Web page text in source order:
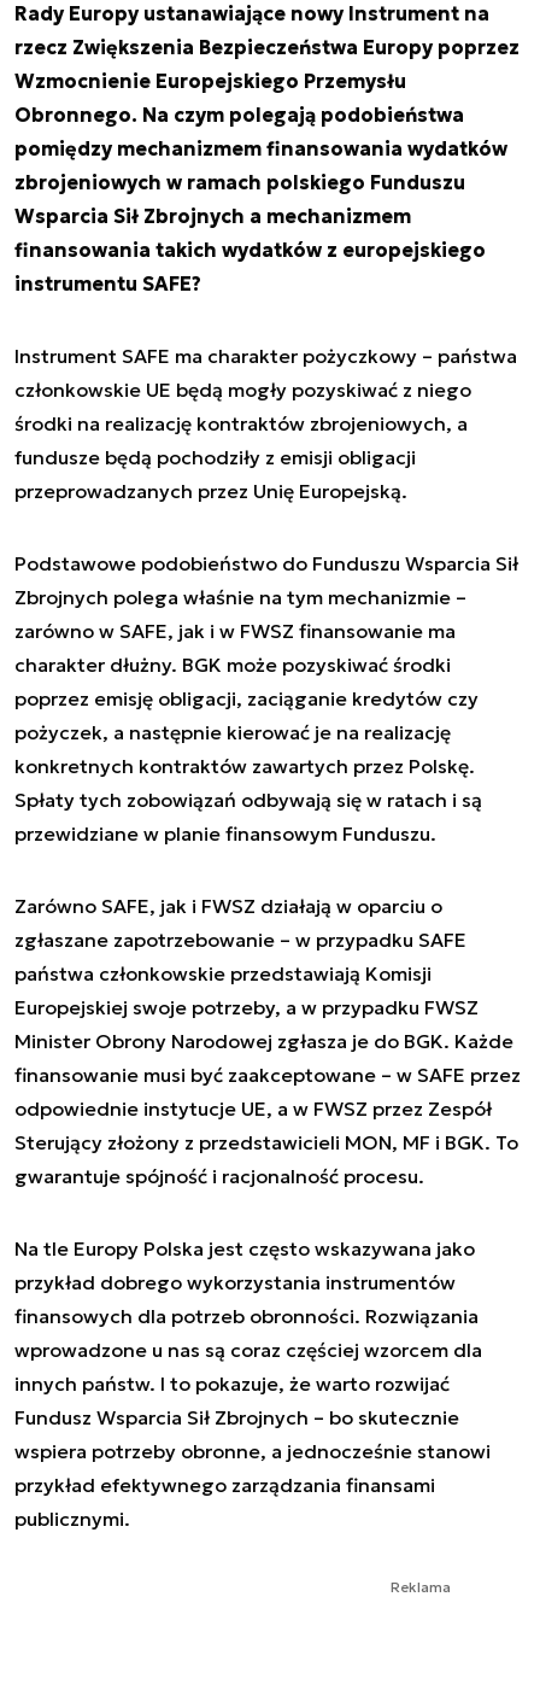
Rady Europy ustanawiające nowy Instrument na
rzecz Zwiększenia Bezpieczeństwa Europy poprzez
Wzmocnienie Europejskiego Przemysłu
Obronnego. Na czym polegają podobieństwa
pomiędzy mechanizmem finansowania wydatków
zbrojeniowych w ramach polskiego Funduszu
Wsparcia Sił Zbrojnych a mechanizmem
finansowania takich wydatków z europejskiego
instrumentu SAFE?
Instrument SAFE ma charakter pożyczkowy – państwa
członkowskie UE będą mogły pozyskiwać z niego
środki na realizację kontraktów zbrojeniowych, a
fundusze będą pochodziły z emisji obligacji
przeprowadzanych przez Unię Europejską.
Podstawowe podobieństwo do Funduszu Wsparcia Sił
Zbrojnych polega właśnie na tym mechanizmie –
zarówno w SAFE, jak i w FWSZ finansowanie ma
charakter dłużny. BGK może pozyskiwać środki
poprzez emisję obligacji, zaciąganie kredytów czy
pożyczek, a następnie kierować je na realizację
konkretnych kontraktów zawartych przez Polskę.
Spłaty tych zobowiązań odbywają się w ratach i są
przewidziane w planie finansowym Funduszu.
Zarówno SAFE, jak i FWSZ działają w oparciu o
zgłaszane zapotrzebowanie – w przypadku SAFE
państwa członkowskie przedstawiają Komisji
Europejskiej swoje potrzeby, a w przypadku FWSZ
Minister Obrony Narodowej zgłasza je do BGK. Każde
finansowanie musi być zaakceptowane – w SAFE przez
odpowiednie instytucje UE, a w FWSZ przez Zespół
Sterujący złożony z przedstawicieli MON, MF i BGK. To
gwarantuje spójność i racjonalność procesu.
Na tle Europy Polska jest często wskazywana jako
przykład dobrego wykorzystania instrumentów
finansowych dla potrzeb obronności. Rozwiązania
wprowadzone u nas są coraz częściej wzorcem dla
innych państw. I to pokazuje, że warto rozwijać
Fundusz Wsparcia Sił Zbrojnych – bo skutecznie
wspiera potrzeby obronne, a jednocześnie stanowi
przykład efektywnego zarządzania finansami
publicznymi.
Reklama